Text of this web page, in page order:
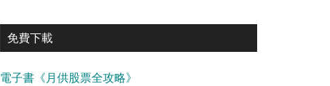
免費下載
電子書《月供股票全攻略》